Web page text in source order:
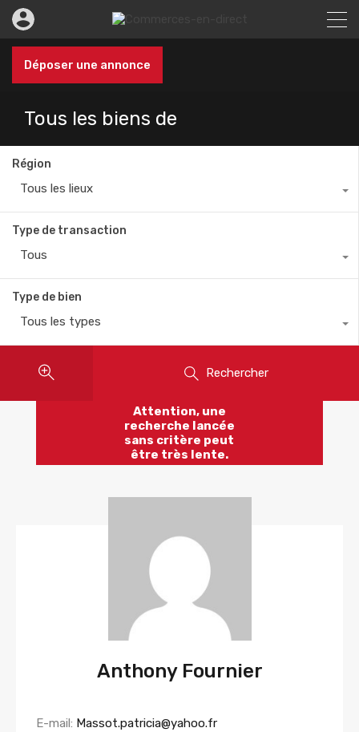
Déposer une annonce
Tous les biens de
Région
Tous les lieux
Type de transaction
Tous
Type de bien
Tous les types
Rechercher
Attention, une
recherche lancée
sans critère peut
être très lente.
Anthony Fournier
E-mail: Massot.patricia@yahoo.fr